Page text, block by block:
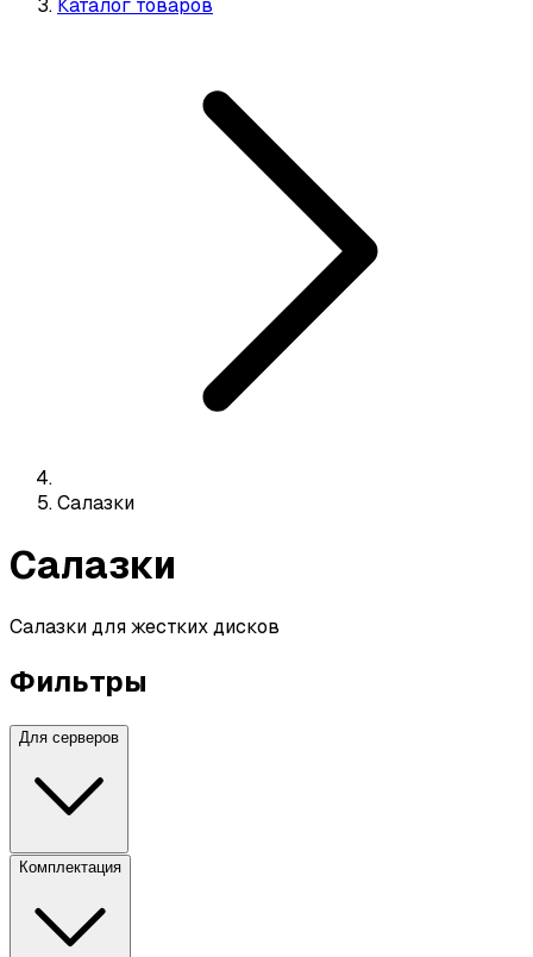
Салазки
Салазки
Салазки для жестких дисков
Фильтры
Для серверов
Комплектация